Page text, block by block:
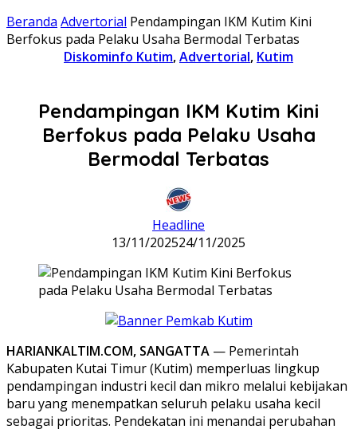
Beranda Advertorial Pendampingan IKM Kutim Kini
Berfokus pada Pelaku Usaha Bermodal Terbatas
Diskominfo Kutim,Advertorial, Kutim
Pendampingan IKM Kutim Kini
Berfokus pada Pelaku Usaha
Bermodal Terbatas
Headline
13/11/202524/11/2025
HARIANKALTIM.COM, SANGATTA — Pemerintah
Kabupaten Kutai Timur (Kutim) memperluas lingkup
pendampingan industri kecil dan mikro melalui kebijakan
baru yang menempatkan seluruh pelaku usaha kecil
sebagai prioritas. Pendekatan ini menandai perubahan